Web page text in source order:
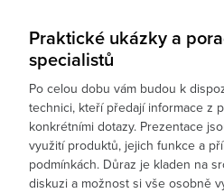
Praktické ukázky a
specialistů
Po celou dobu vám budou k
technici, kteří předají informace z
konkrétními dotazy. Prezentace
využití produktů, jejich funkce a
podmínkách. Důraz je kladen na
diskuzi a možnost si vše osobně